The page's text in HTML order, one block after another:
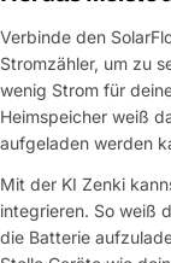
Verbinde den
Stromzähler, um zu
wenig Strom für
Heimspeicher weiß
aufgeladen werden
Mit der KI Zenki
integrieren. So weiß
die Batterie